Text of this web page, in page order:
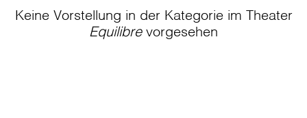
Keine Vorstellung in der Kategorie im Theater
Equilibrevorgesehen